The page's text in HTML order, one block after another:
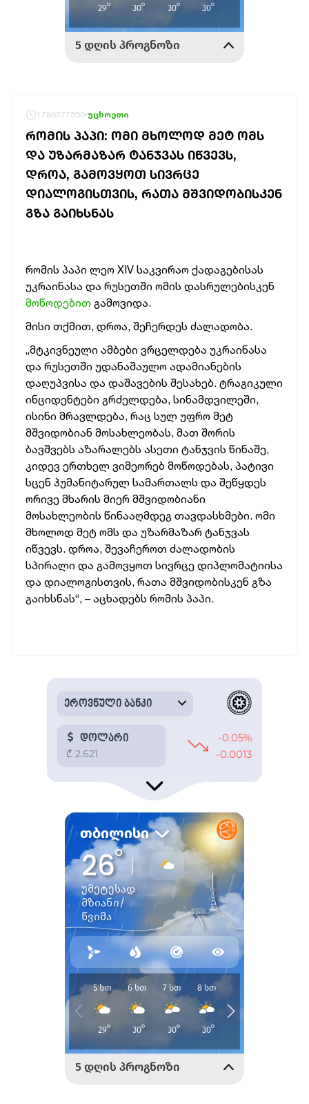
1786277550 უცხოეთი
ᲠᲝᲛᲘᲡ ᲞᲐᲞᲘ: ᲝᲛᲘ ᲛᲮᲝᲚᲝᲓ ᲛᲔᲢ ᲝᲛᲡ
ᲓᲐ ᲣᲖᲐᲠᲛᲐᲖᲐᲠ ᲢᲐᲜᲯᲕᲐᲡ ᲘᲬᲕᲔᲕᲡ,
ᲓᲠᲝᲐ, ᲒᲐᲛᲝᲕᲧᲝᲗ ᲡᲘᲕᲠᲪᲔ
ᲓᲘᲐᲚᲝᲒᲘᲡᲗᲕᲘᲡ, ᲠᲐᲗᲐ ᲛᲨᲕᲘᲓᲝᲑᲘᲡᲙᲔᲜ
ᲒᲖᲐ ᲒᲐᲘᲮᲡᲜᲐᲡ
რომის პაპი ლეო XIV საკვირაო ქადაგებისას
უკრაინასა და რუსეთში ომის დასრულებისკენ
მოწოდებით გამოვიდა.
მისი თქმით, დროა, შეჩერდეს ძალადობა.
„მტკივნეული ამბები ვრცელდება უკრაინასა
და რუსეთში უდანაშაულო ადამიანების
დაღუპვისა და დაშავების შესახებ. ტრაგიკული
ინციდენტები გრძელდება, სინამდვილეში,
ისინი მრავლდება, რაც სულ უფრო მეტ
მშვიდობიან მოსახლეობას, მათ შორის
ბავშვებს აზარალებს ასეთი ტანჯვის წინაშე,
კიდევ ერთხელ ვიმეორებ მოწოდებას, პატივი
სცენ ჰუმანიტარულ სამართალს და შეწყდეს
ორივე მხარის მიერ მშვიდობიანი
მოსახლეობის წინააღმდეგ თავდასხმები. ომი
მხოლოდ მეტ ომს და უზარმაზარ ტანჯვას
იწვევს. დროა, შევაჩეროთ ძალადობის
სპირალი და გამოვყოთ სივრცე დიპლომატიისა
და დიალოგისთვის, რათა მშვიდობისკენ გზა
გაიხსნას“, – აცხადებს რომის პაპი.